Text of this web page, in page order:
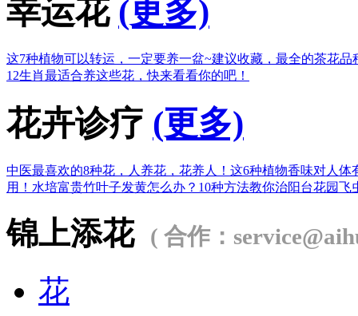
幸运花 (更多)
这7种植物可以转运，一定要养一盆~建议收藏，最全的茶花品
12生肖最适合养这些花，快来看看你的吧！
花卉诊疗 (更多)
中医最喜欢的8种花，人养花，花养人！ 这6种植物香味对人体
用！ 水培富贵竹叶子发黄怎么办？ 10种方法教你治阳台花园飞
锦上添花 ( 合作：
花